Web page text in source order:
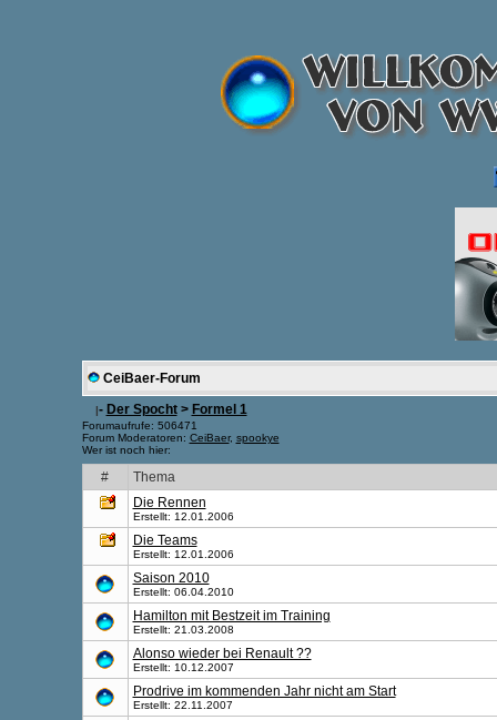
CeiBaer-Forum
|- Der Spocht> Formel 1
Forumaufrufe: 506471
Forum Moderatoren: CeiBaer, spookye
Wer ist noch hier:
#
Thema
Die Rennen
Erstellt: 12.01.2006
Die Teams
Erstellt: 12.01.2006
Saison 2010
Erstellt: 06.04.2010
Hamilton mit Bestzeit im Training
Erstellt: 21.03.2008
Alonso wieder bei Renault ??
Erstellt: 10.12.2007
Prodrive im kommenden Jahr nicht am Start
Erstellt: 22.11.2007